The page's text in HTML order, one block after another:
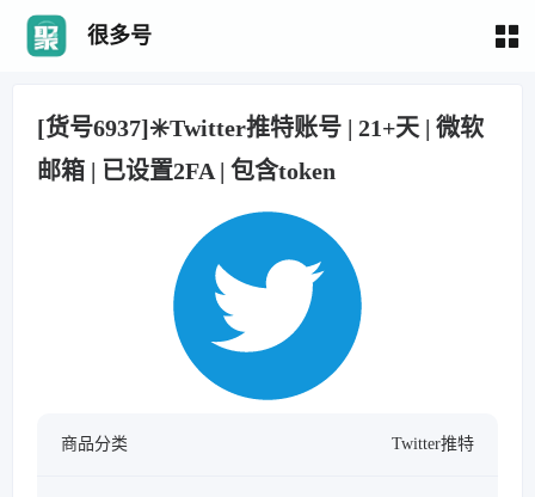
很多号
[货号6937]✳️Twitter推特账号 | 21+天 | 微软
邮箱 | 已设置2FA | 包含token
商品分类 Twitter推特